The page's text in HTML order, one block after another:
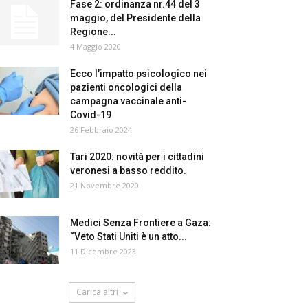
Fase 2: ordinanza nr.44 del 3
maggio, del Presidente della
Regione...
4 Maggio 2020
Ecco l’impatto psicologico nei
pazienti oncologici della
campagna vaccinale anti-
Covid-19
26 Febbraio 2024
Tari 2020: novità per i cittadini
veronesi a basso reddito.
21 Novembre 2020
Medici Senza Frontiere a Gaza:
“Veto Stati Uniti è un atto...
11 Dicembre 2023
Carica altri